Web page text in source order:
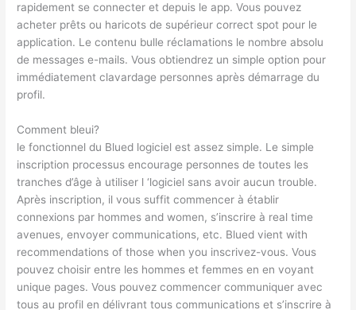
rapidement se connecter et depuis le app. Vous pouvez
acheter prêts ou haricots de supérieur correct spot pour le
application. Le contenu bulle réclamations le nombre absolu
de messages e-mails. Vous obtiendrez un simple option pour
immédiatement clavardage personnes après démarrage du
profil.
Comment bleui?
le fonctionnel du Blued logiciel est assez simple. Le simple
inscription processus encourage personnes de toutes les
tranches d’âge à utiliser l ‘logiciel sans avoir aucun trouble.
Après inscription, il vous suffit commencer à établir
connexions par hommes and women, s’inscrire à real time
avenues, envoyer communications, etc. Blued vient with
recommendations of those when you inscrivez-vous. Vous
pouvez choisir entre les hommes et femmes en en voyant
unique pages. Vous pouvez commencer communiquer avec
tous au profil en délivrant tous communications et s’inscrire à